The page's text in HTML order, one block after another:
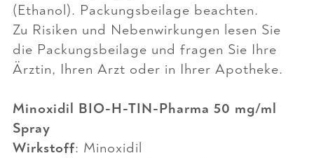
(Ethanol). Packungsbeilage beachten.
Zu Risiken und Nebenwirkungen lesen Sie
die Packungsbeilage und fragen Sie Ihre
Ärztin, Ihren Arzt oder in Ihrer Apotheke.
Minoxidil BIO-H-TIN-Pharma 50 mg/ml
Spray
Wirkstoff: Minoxidil